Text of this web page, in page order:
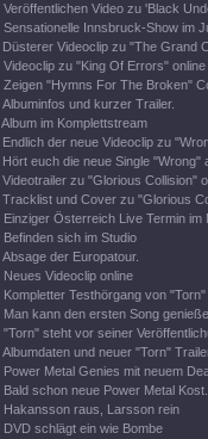
Veröffentlichen Video zu 'Black
Sensationelle Innsbruck-Show im
Düsterer Videoclip zu "The Grand
Videoclip zu "King Of Errors" online
Zeigen "Hymns For The Broken"
Albuminfos und kurzer Trailer.
Album im Komplettstream
Endlich der neue Videoclip zu
Hört euch die neue Single "Wrong"
Videotrailer zu "Glorious Collision"
Tracklist und Cover zu "Glorious
Einziger Österreich Live Termin im
Befinden sich im Studio
Absage der Europatour.
Neues Videoclip online
Kompletter Testhörgang von
Man kann den ersten Song
"Torn" steht vor seiner
Albumdaten und neuer "Torn"
Power Metal Genies mit neuem
Bald schon neue Power Metal
Hakansson raus, Larsson rein
DVD schlägt ein wie Bombe